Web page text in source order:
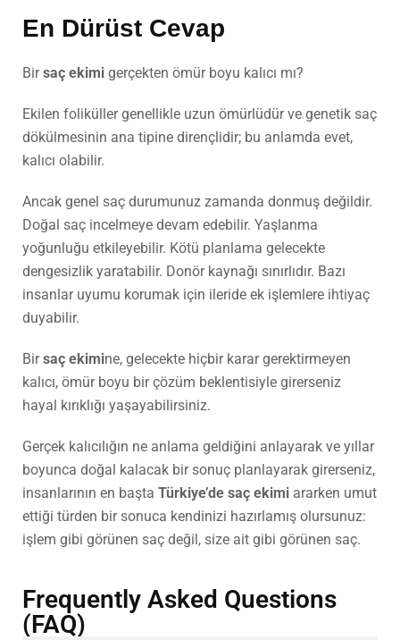
En Dürüst Cevap
Birsaç ekimi gerçekten ömür boyu kalıcı mı?
Ekilen foliküller genellikle uzun ömürlüdür ve genetik saç
dökülmesinin ana tipine dirençlidir; bu anlamda evet,
kalıcı olabilir.
Ancak genel saç durumunuz zamanda donmuş değildir.
Doğal saç incelmeye devam edebilir. Yaşlanma
yoğunluğu etkileyebilir. Kötü planlama gelecekte
dengesizlik yaratabilir. Donör kaynağı sınırlıdır. Bazı
insanlar uyumu korumak için ileride ek işlemlere ihtiyaç
duyabilir.
Birsaç ekimine, gelecekte hiçbir karar gerektirmeyen
kalıcı, ömür boyu bir çözüm beklentisiyle girerseniz
hayal kırıklığı yaşayabilirsiniz.
Gerçek kalıcılığın ne anlama geldiğini anlayarak ve yıllar
boyunca doğal kalacak bir sonuç planlayarak girerseniz,
insanlarının en başta Türkiye’de saç ekimi ararken umut
ettiği türden bir sonuca kendinizi hazırlamış olursunuz:
işlem gibi görünen saç değil, size ait gibi görünen saç.
Frequently Asked Questions
(FAQ)